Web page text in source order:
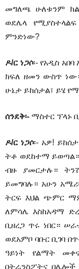
መግለጫ ሁለቱንም
ወደሌላ
ምንድነው?
ዶ/ር ነጋሶ፡- የአዲስ
ክፍለ ዘመን ውስጥ
ሁኔታ ይከሰታል፣ ይሄ
ሰንደቅ፡- ማስተር ፕላኑ
ዶ/ር ነጋሶ፡- አዎ!
ትቶ ወደከተማ ይወጣል።
ብዙ ያመርታሉ።
ይመግባሉ። አሁን
ትርፍ እህል ጭምር
ለምሳሌ እስከአዳማ
ቢዘረጋ ጥሩ ነበር።
ወደአምቦ ባቡር ቢገባ
ዓይነት የልማት
በትራንስፖትና